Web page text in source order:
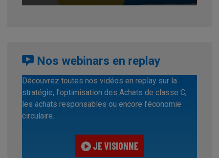
Nos webinars en replay
Découvrez toutes nos vidéos en replay sur la
stratégie, l'optimisation des Achats de classe C,
les achats responsables ou encore l'économie
circulaire.
JE VISIONNE